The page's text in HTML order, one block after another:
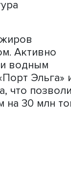
6 млн
в 2025
визы